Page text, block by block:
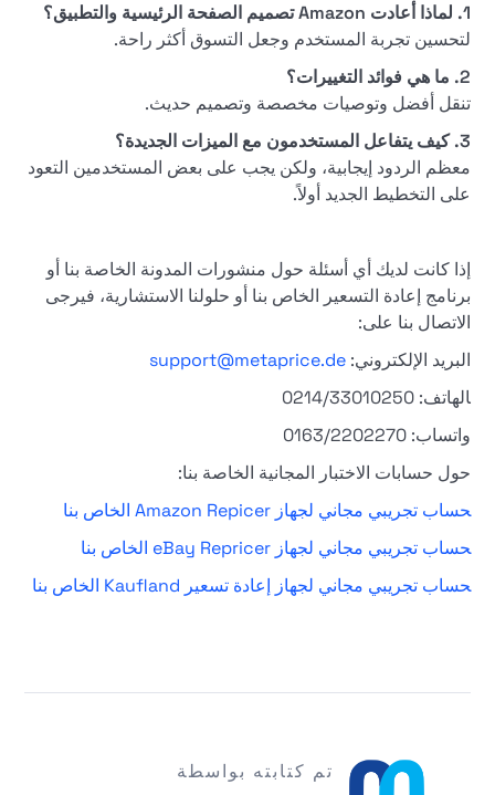
1. لماذا أعادت Amazon تصميم الصفحة الرئيسية والتطبيق؟
لتحسين تجربة المستخدم وجعل التسوق أكثر راحة.
2. ما هي فوائد التغييرات؟
تنقل أفضل وتوصيات مخصصة وتصميم حديث.
3. كيف يتفاعل المستخدمون مع الميزات الجديدة؟
معظم الردود إيجابية، ولكن يجب على بعض المستخدمين التعود
على التخطيط الجديد أولاً.
إذا كانت لديك أي أسئلة حول منشورات المدونة الخاصة بنا أو
برنامج إعادة التسعير الخاص بنا أو حلولنا الاستشارية، فيرجى
الاتصال بنا على:
البريد الإلكتروني:support@metaprice.de
الهاتف: 0214/33010250
واتساب: 0163/2202270
حول حسابات الاختبار المجانية الخاصة بنا:
حساب تجريبي مجاني لجهاز Amazon Repicer الخاص بنا
حساب تجريبي مجاني لجهاز eBay Repricer الخاص بنا
حساب تجريبي مجاني لجهاز إعادة تسعير Kaufland الخاص بنا
تم كتابته بواسطة